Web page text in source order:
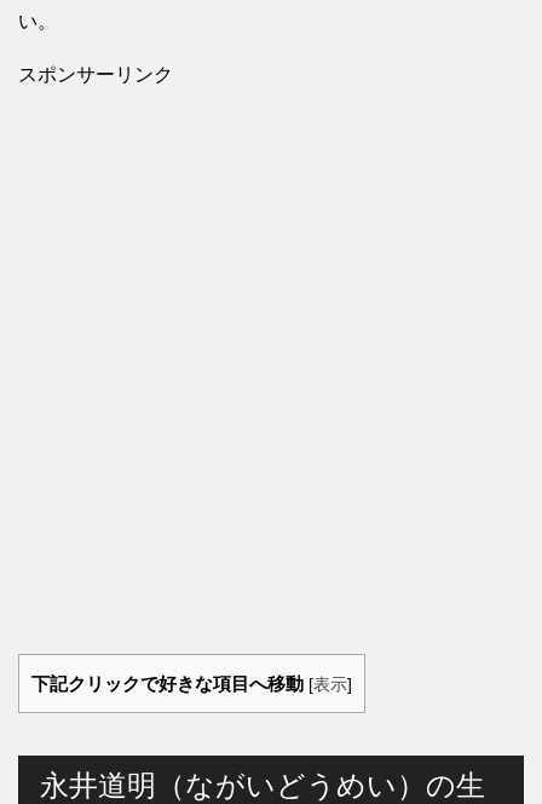
い。
スポンサーリンク
下記クリックで好きな項目へ移動 [表示]
永井道明（ながいどうめい）の生